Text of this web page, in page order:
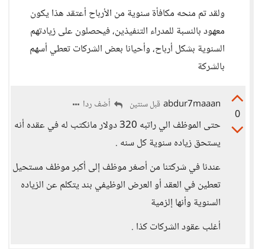
ولقد تم منحه مكافأة سنوية من الأرباح أعتقد هذا يكون
معهود بالنسبة للمدراء التنفيذين، فيحصلون على زيادتهم
السنوية بشكل أرباح، وأحيانا بعض الشركات تعطي أسهم
بالشركة
0
abdur7maaan قبل سنتين أضف ردا
حتى الموظف الي راتبه 320 دولار مانكتب له في عقده أنه
يستحق زياده سنوية كل سنه .
عندنا في شركتنا من أصغر موظف إلى أكبر موظف مستحيل
تعطين في العقد أو العرض الوظيفي بند يتكلم عن الزياده
السنوية وأنها إلزمية
أغلب عقود الشركات كذا .